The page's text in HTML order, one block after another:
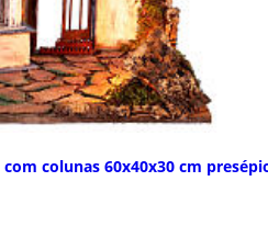
colunas 60x40x30 cm